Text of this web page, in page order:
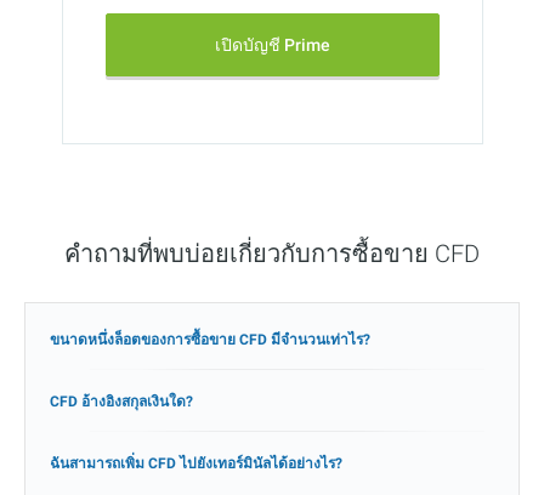
เปิดบัญชี Prime
คำถามที่พบบ่อยเกี่ยวกับการซื้อขาย CFD
ขนาดหนึ่งล็อตของการซื้อขาย CFD มีจำนวนเท่าไร?
CFD อ้างอิงสกุลเงินใด?
ฉันสามารถเพิ่ม CFD ไปยังเทอร์มินัลได้อย่างไร?